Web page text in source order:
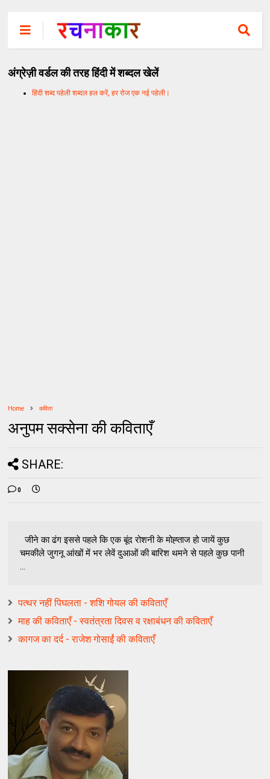
अंग्रेज़ी वर्डल की तरह हिंदी में शब्दल खेलें
हिंदी शब्द पहेली शब्दल हल करें, हर रोज एक नई पहेली।
Home कविता
अनुपम सक्सेना की कविताएँ
SHARE:
0
जीने का ढंग इससे पहले कि एक बूंद रोशनी के मोह्ताज हो जायें कुछ
चमकीले जुगनू आंखों में भर लेवें दुआओं की बारिश थमने से पहले कुछ पानी
...
पत्थर नहीं पिघलता - शशि गोयल की कविताएँ
माह की कविताएँ - स्वतंत्रता दिवस व रक्षाबंधन की कविताएँ
कागज का दर्द - राजेश गोसाईं की कविताएँ